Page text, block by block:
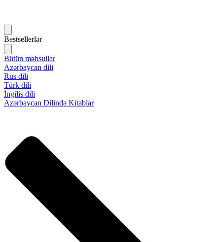
Bestsellerlər
Bütün məhsullar
Azərbaycan dili
Rus dili
Türk dili
İngilis dili
Azərbaycan Dilində Kitablar